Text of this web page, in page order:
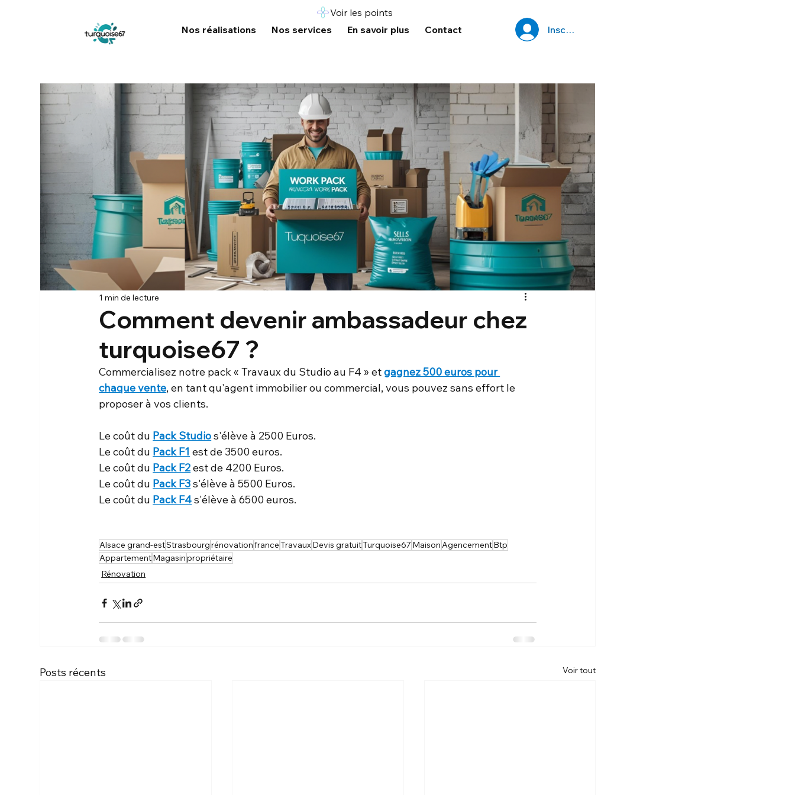
Nos réalisations Nos services En savoir plus Contact
Voir les points
Inscription ou Connexion
Comment devenir ambassadeur chez
turquoise67 ?
1 min de lecture
Commercialisez notre pack « Travaux du Studio au F4 » et gagnez 500 euros pour
chaque vente, en tant qu'agent immobilier ou commercial, vous pouvez sans effort le
proposer à vos clients.
Le coût du Pack Studio s'élève à 2500 Euros.
Le coût du Pack F1 est de 3500 euros.
Le coût du Pack F2 est de 4200 Euros.
Le coût du Pack F3 s'élève à 5500 Euros.
Le coût du Pack F4 s'élève à 6500 euros.
Alsace grand-estStrasbourgrénovationfranceTravauxDevis gratuitTurquoise67 MaisonAgencementBtp
AppartementMagasinpropriétaire
Rénovation
Posts récents Voir tout